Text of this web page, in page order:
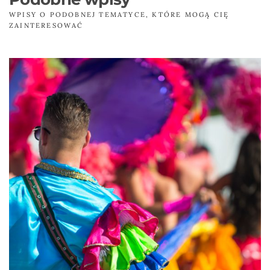
WPISY O PODOBNEJ TEMATYCE, KTÓRE MOGĄ CIĘ
ZAINTERESOWAĆ